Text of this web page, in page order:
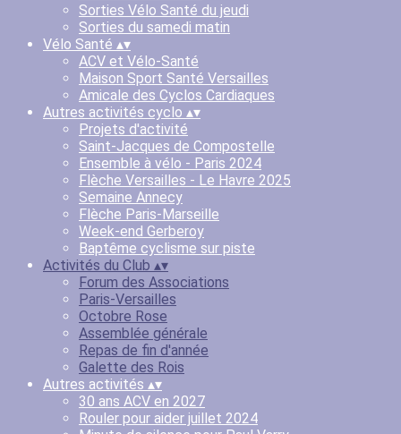
Sorties Vélo Santé du jeudi
Sorties du samedi matin
Vélo Santé ▴▾
ACV et Vélo-Santé
Maison Sport Santé Versailles
Amicale des Cyclos Cardiaques
Autres activités cyclo ▴▾
Projets d'activité
Saint-Jacques de Compostelle
Ensemble à vélo - Paris 2024
Flèche Versailles - Le Havre 2025
Semaine Annecy
Flèche Paris-Marseille
Week-end Gerberoy
Baptême cyclisme sur piste
Activités du Club ▴▾
Forum des Associations
Paris-Versailles
Octobre Rose
Assemblée générale
Repas de fin d'année
Galette des Rois
Autres activités ▴▾
30 ans ACV en 2027
Rouler pour aider juillet 2024